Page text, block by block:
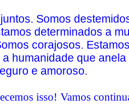
Somos
determinados a
corajosos.
a humanidade que
e amoroso.
isso! Vamos